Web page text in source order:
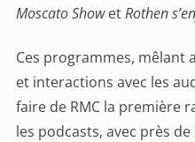
Moscato ShowetRothen
Ces programmes, mêlant
et interactions avec les
faire de RMC la première
les podcasts, avec près